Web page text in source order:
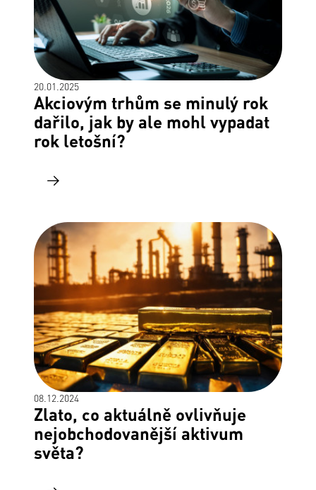
20.01.2025
Akciovým trhům se minulý rok
dařilo, jak by ale mohl vypadat
rok letošní?
08.12.2024
Zlato, co aktuálně ovlivňuje
nejobchodovanější aktivum
světa?